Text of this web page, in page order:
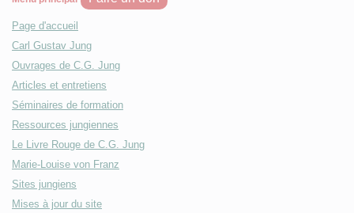
Page d'accueil
Carl Gustav Jung
Ouvrages de C.G. Jung
Articles et entretiens
Séminaires de formation
Ressources jungiennes
Le Livre Rouge de C.G. Jung
Marie-Louise von Franz
Sites jungiens
Mises à jour du site